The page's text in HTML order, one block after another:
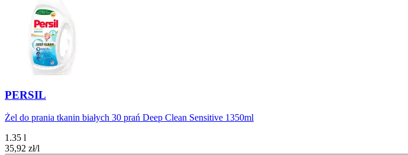
PERSIL
Żel do prania tkanin białych 30 prań Deep Clean Sensitive 1350ml
1.35 l
35,92 zł/l